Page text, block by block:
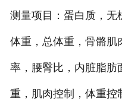
测量项目：蛋白质，无
体重，总体重，骨骼肌
率，腰臀比，内脏脂肪
重，肌肉控制，体重控